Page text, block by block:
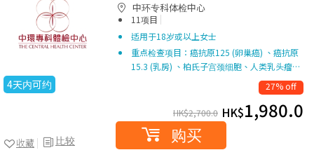
4天内可约
比较
收藏
中环专科体检中心
11项目 |
适用于18岁或以上女士
重点检查项目：癌抗原125 (卵巢癌) 、癌抗原
15.3 (乳房) 、柏氏子宫颈细胞、人类乳头瘤…
27% off
HK$2,700.0 HK$1,980.0
购买